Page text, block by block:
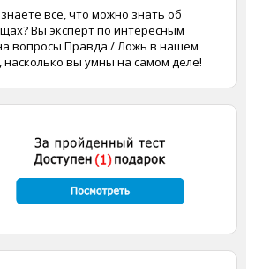
все, что можно знать об
Вы эксперт по интересным
вопросы Правда / Ложь в нашем
насколько вы умны на самом деле!